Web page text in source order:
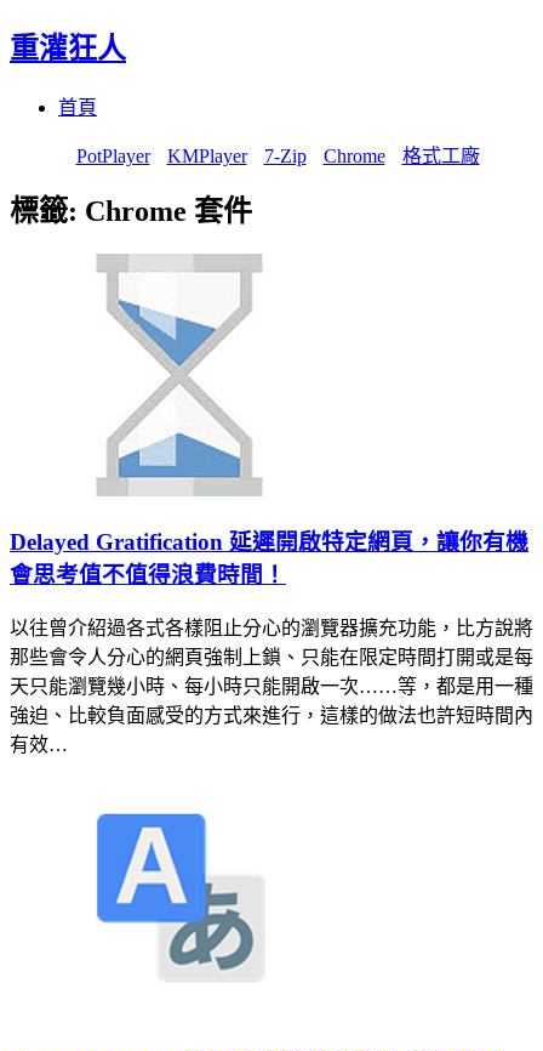
重灌狂人
首頁
PotPlayer KMPlayer 7-Zip Chrome 格式工廠
標籤: Chrome 套件
Delayed Gratification 延遲開啟特定網頁，讓你有機
會思考值不值得浪費時間！
以往曾介紹過各式各樣阻止分心的瀏覽器擴充功能，比方說將
那些會令人分心的網頁強制上鎖、只能在限定時間打開或是每
天只能瀏覽幾小時、每小時只能開啟一次……等，都是用一種
強迫、比較負面感受的方式來進行，這樣的做法也許短時間內
有效…